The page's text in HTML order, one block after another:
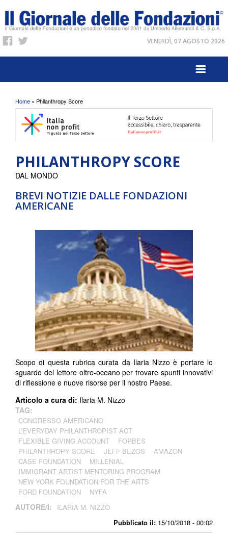
VENERDÌ, 07 AGOSTO 2026
Tu sei qui
Home » Philanthropy Score
PHILANTHROPY SCORE
BREVI NOTIZIE DALLE FONDAZIONI
AMERICANE
Pubblicato il: 15/10/2018 - 00:02
DAL MONDO
Scopo di questa rubrica curata da Ilaria Nizzo è portare lo
sguardo del lettore oltre-oceano per trovare spunti innovativi
di riflessione e nuove risorse per il nostro Paese.
Articolo a cura di: Ilaria M. Nizzo
TAG:
CONGRESSO AMERICANO
L’EVERYDAY PHILANTHROPIST ACT
FLEXIBLE GIVING ACCOUNT
FORBES
PHILANTHROPY SCORE
JEFF BEZOS
AMAZON
CASE FOUNDATION
MILLENIAL
IMMIGRANT ARTIST MENTORING PROGRAM
NEW YORK FOUNDATION FOR THE ARTS
FORD FOUNDATION
NYFA
AUTORE/I: ILARIA M. NIZZO